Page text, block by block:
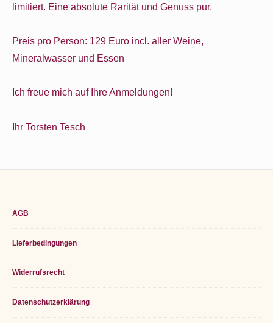
limitiert. Eine absolute Rarität und Genuss pur.
Preis pro Person: 129 Euro incl. aller Weine,
Mineralwasser und Essen
Ich freue mich auf Ihre Anmeldungen!
Ihr Torsten Tesch
AGB
Lieferbedingungen
Widerrufsrecht
Datenschutzerklärung